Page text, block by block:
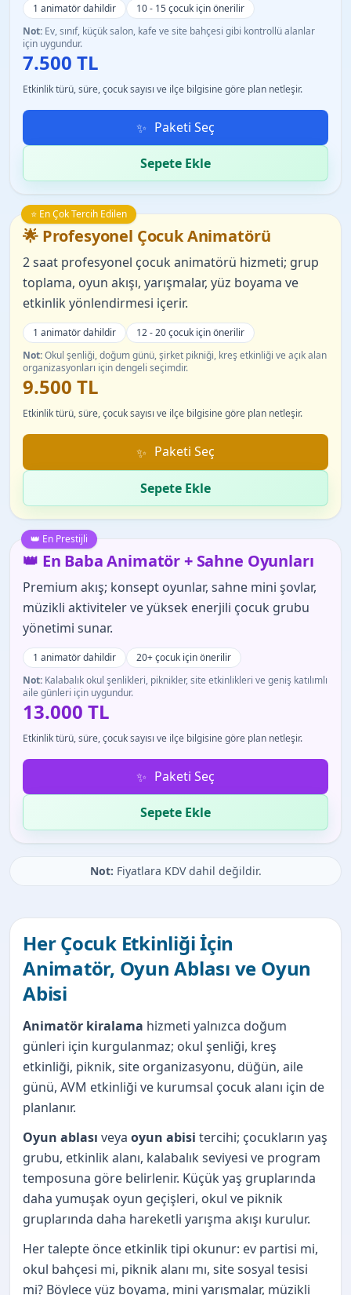
1 animatör dahildir
10 - 15 çocuk için önerilir
Not: Ev, sınıf, küçük salon, kafe ve site bahçesi gibi kontrollü alanlar
için uygundur.
7.500 TL
Etkinlik türü, süre, çocuk sayısı ve ilçe bilgisine göre plan netleşir.
Paketi Seç
Sepete Ekle
⭐ En Çok Tercih Edilen
🌟 Profesyonel Çocuk Animatörü
2 saat profesyonel çocuk animatörü hizmeti; grup
toplama, oyun akışı, yarışmalar, yüz boyama ve
etkinlik yönlendirmesi içerir.
1 animatör dahildir
12 - 20 çocuk için önerilir
Not:Okul şenliği, doğum günü, şirket pikniği, kreş etkinliği ve açık alan
organizasyonları için dengeli seçimdir.
9.500 TL
Etkinlik türü, süre, çocuk sayısı ve ilçe bilgisine göre plan netleşir.
Paketi Seç
Sepete Ekle
👑 En Prestijli
👑 En Baba Animatör + Sahne Oyunları
Premium akış; konsept oyunlar, sahne mini şovlar,
müzikli aktiviteler ve yüksek enerjili çocuk grubu
yönetimi sunar.
1 animatör dahildir
20+ çocuk için önerilir
Not: Kalabalık okul şenlikleri, piknikler, site etkinlikleri ve geniş katılımlı
aile günleri için uygundur.
13.000 TL
Etkinlik türü, süre, çocuk sayısı ve ilçe bilgisine göre plan netleşir.
Paketi Seç
Sepete Ekle
Not: Fiyatlara KDV dahil değildir.
Her Çocuk Etkinliği İçin
Animatör, Oyun Ablası ve Oyun
Abisi
Animatör kiralama hizmeti yalnızca doğum
günleri için kurgulanmaz; okul şenliği, kreş
etkinliği, piknik, site organizasyonu, düğün, aile
günü, AVM etkinliği ve kurumsal çocuk alanı için de
planlanır.
Oyun ablası veya oyun abisi tercihi; çocukların yaş
grubu, etkinlik alanı, kalabalık seviyesi ve program
temposuna göre belirlenir. Küçük yaş gruplarında
daha yumuşak oyun geçişleri, okul ve piknik
gruplarında daha hareketli yarışma akışı kurulur.
Her talepte önce etkinlik tipi okunur: ev partisi mi,
okul bahçesi mi, piknik alanı mı, site sosyal tesisi
mi? Böylece yüz boyama, mini yarışmalar, müzikli